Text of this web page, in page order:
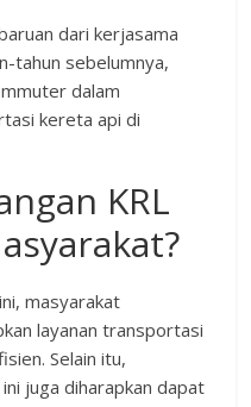
dari kerjasama
tahun sebelumnya,
dalam
kereta api di
KRL
masyarakat
layanan transportasi
Selain itu,
juga diharapkan dapat